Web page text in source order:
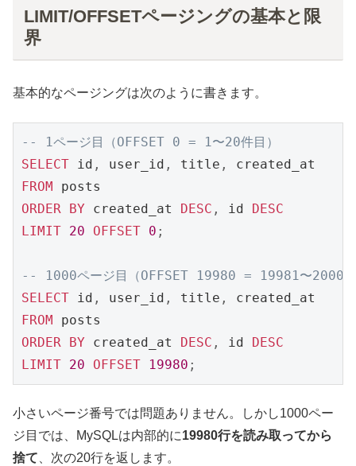
LIMIT/OFFSETページングの基本と限
界
基本的なページングは次のように書きます。
-- 1ページ目（OFFSET 0 = 1〜20件目）
SELECT id , user_id , title ,
FROM
ORDER BY created_at DESC , id DESC
LIMIT 20 OFFSET 0 ;
-- 1000ページ目（OFFSET 19980 = 19981〜20000
SELECT id , user_id , title ,
FROM
ORDER BY created_at DESC , id DESC
LIMIT 20 OFFSET 19980 ;
小さいページ番号では問題ありません。しかし1000ペー
ジ目では、MySQLは内部的に19980行を読み取ってから
捨て 、次の20行を返します。